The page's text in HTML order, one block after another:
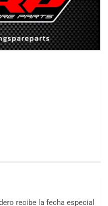
recibe la fecha especial